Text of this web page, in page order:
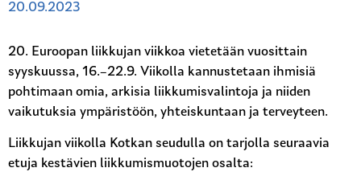
20.09.2023
20. Euroopan liikkujan viikkoa vietetään vuosittain
syyskuussa, 16.–22.9. Viikolla kannustetaan ihmisiä
pohtimaan omia, arkisia liikkumisvalintoja ja niiden
vaikutuksia ympäristöön, yhteiskuntaan ja terveyteen.
Liikkujan viikolla Kotkan seudulla on tarjolla seuraavia
etuja kestävien liikkumismuotojen osalta: